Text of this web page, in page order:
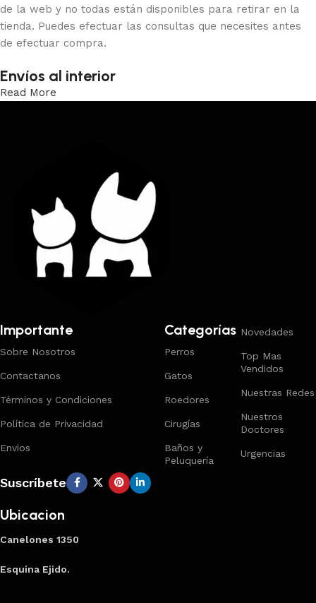
de la web y no todas están disponibles para retirar en la
tienda. Puedes efectuar las consultas que necesites antes
de efectuar compra.
Envíos al interior
Read More
Importante
Sobre Nosotros
Contactanos
Términos y Condiciones
Política de Privacidad
Envios
Categorías
Perros
Gatos
Roedores
Cirugías
Baños y
Peluquería
Novedades
Top Mas
Vendidos
Nuestras Redes
Nuestros
Doctores
Urgencias
Suscríbete
Ubicacion
Canelones 1350
Esquina Ejido.